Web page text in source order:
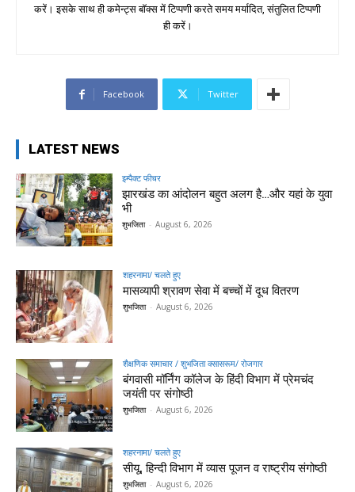
करें। इसके साथ ही कमेन्ट्स बॉक्स में टिप्पणी करते समय मर्यादित, संतुलित टिप्पणी
ही करें।
Facebook Twitter
LATEST NEWS
इम्पैक्ट फीचर
झारखंड का आंदोलन बहुत अलग है…और यहां के युवा
भी
शुभजिता - August 6, 2026
शहरनामा/ चलते हुए
मासव्यापी श्रावण सेवा में बच्चों में दूध वितरण
शुभजिता - August 6, 2026
शैक्षणिक समाचार / शुभजिता क्सासरूम/ रोजगार
बंगवासी मॉर्निंग कॉलेज के हिंदी विभाग में प्रेमचंद
जयंती पर संगोष्ठी
शुभजिता - August 6, 2026
शहरनामा/ चलते हुए
सीयू, हिन्दी विभाग में व्यास पूजन व राष्ट्रीय संगोष्ठी
शुभजिता - August 6, 2026